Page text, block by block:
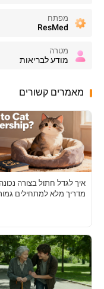
מפתח
ResMed
מטרה
מודע לבריאות
מאמרים קשורים
איך לגדל חתול בצורה
מדריך מלא למתחילים